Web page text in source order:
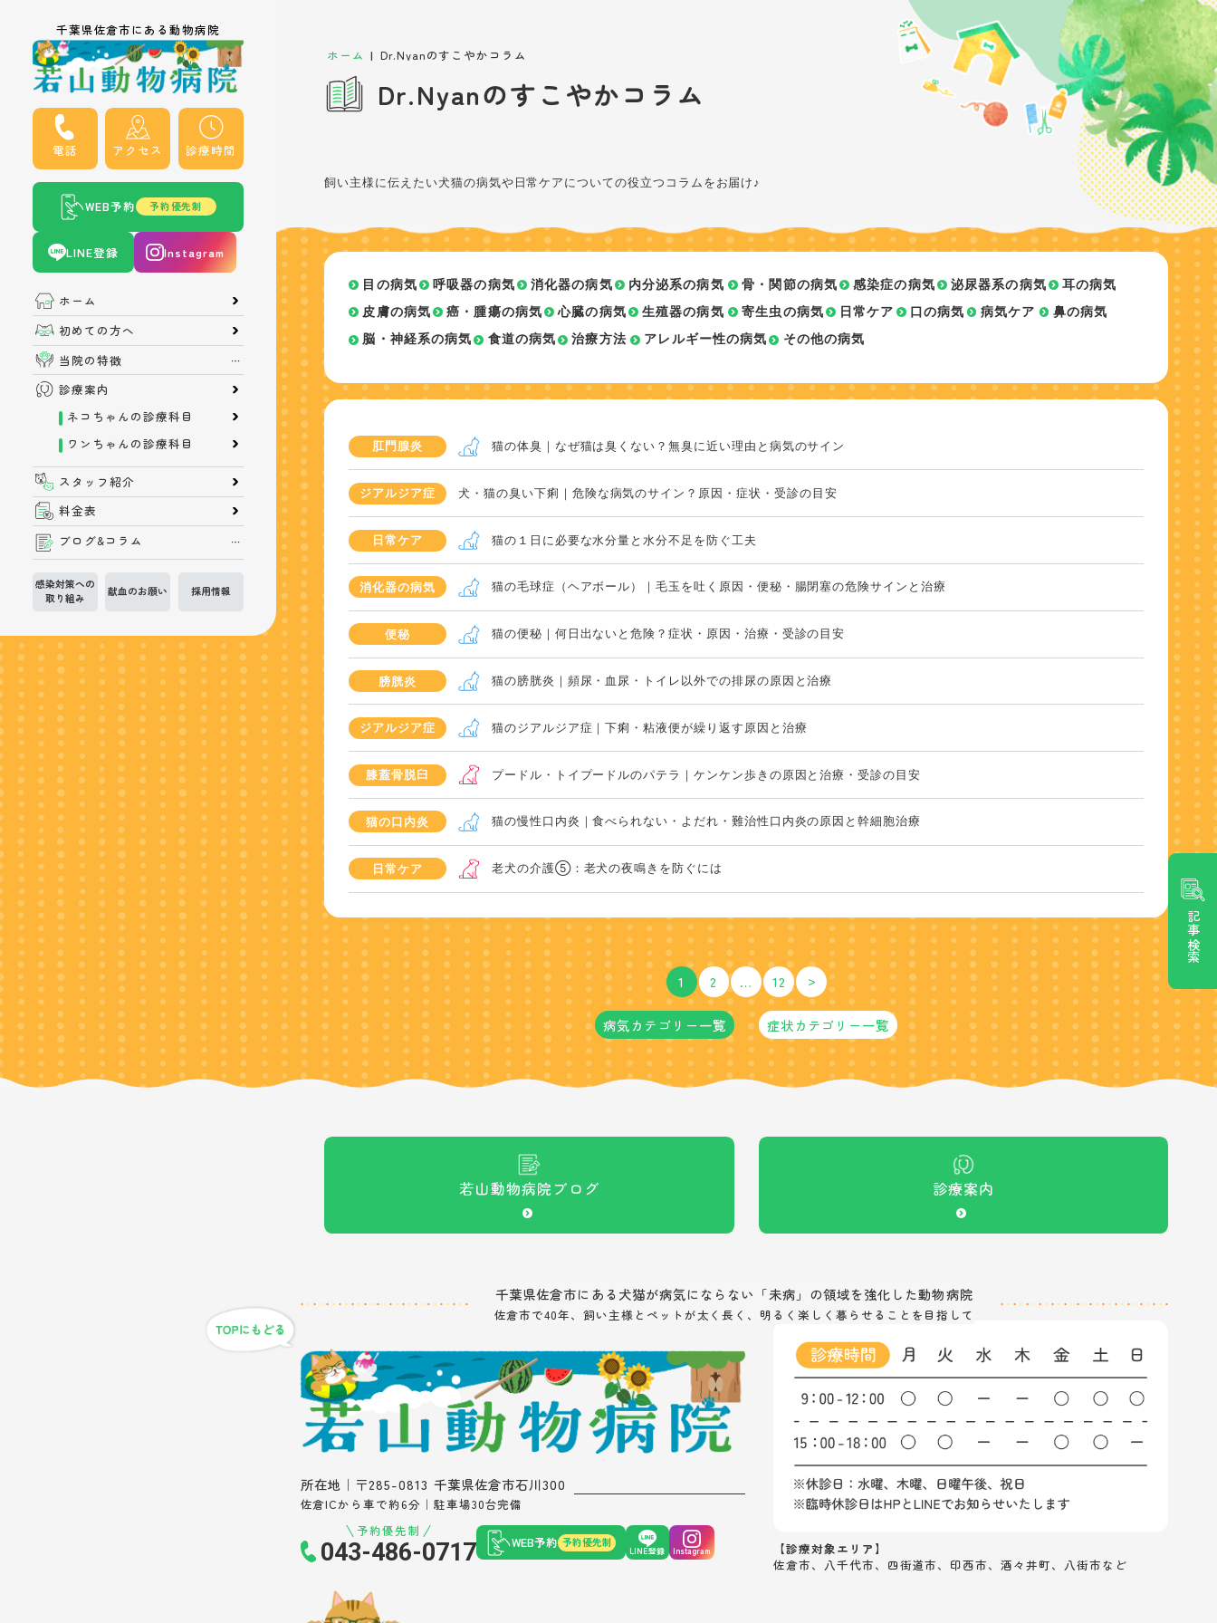
千葉県佐倉市にある動物病院
電話 アクセス 診療時間
WEB予約 予約優先制
LINE登録 Instagram
ホーム
初めての方へ
当院の特徴
診療案内
ネコちゃんの診療科目
ワンちゃんの診療科目
スタッフ紹介
料金表
ブログ&コラム
感染対策への
取り組み
献血のお願い 採用情報
ホーム | Dr.Nyanのすこやかコラム
Dr.Nyanのすこやかコラム
飼い主様に伝えたい犬猫の病気や日常ケアについての役立つコラムをお届け♪
目の病気 呼吸器の病気 消化器の病気 内分泌系の病気 骨・関節の病気 感染症の病気 泌尿器系の病気
耳の病気
皮膚の病気
癌・腫瘍の病気 心臓の病気 生殖器の病気 寄生虫の病気 日常ケア 口の病気 病気ケア
鼻の病気
脳・神経系の病気
食道の病気 治療方法 アレルギー性の病気 その他の病気
記事検索
肛門腺炎 猫の体臭｜なぜ猫は臭くない？無臭に近い理由と病気のサイン
ジアルジア症 犬・猫の臭い下痢｜危険な病気のサイン？原因・症状・受診の目安
日常ケア 猫の１日に必要な水分量と水分不足を防ぐ工夫
消化器の病気 猫の毛球症（ヘアボール）｜毛玉を吐く原因・便秘・腸閉塞の危険サインと治療
便秘 猫の便秘｜何日出ないと危険？症状・原因・治療・受診の目安
膀胱炎 猫の膀胱炎｜頻尿・血尿・トイレ以外での排尿の原因と治療
ジアルジア症 猫のジアルジア症｜下痢・粘液便が繰り返す原因と治療
膝蓋骨脱臼 プードル・トイプードルのパテラ｜ケンケン歩きの原因と治療・受診の目安
猫の口内炎 猫の慢性口内炎｜食べられない・よだれ・難治性口内炎の原因と幹細胞治療
日常ケア 老犬の介護⑤：老犬の夜鳴きを防ぐには
1 2 … 12 >
病気カテゴリー一覧 症状カテゴリー一覧
若山動物病院ブログ 診療案内
千葉県佐倉市にある犬猫が病気にならない「未病」の領域を強化した動物病院
佐倉市で40年、飼い主様とペットが太く長く、 明るく楽しく暮らせることを目指して
所在地｜〒285-0813 千葉県佐倉市石川300
佐倉ICから車で約6分｜駐車場30台完備
予約優先制
043-486-0717 WEB予約 予約優先制
LINE登録 Instagram
【診療対象エリア】
佐倉市、八千代市、四街道市、印西市、酒々井町、八街市など